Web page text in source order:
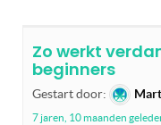
Zo werkt
beginners
Gestart door:
7 jaren, 10 maanden